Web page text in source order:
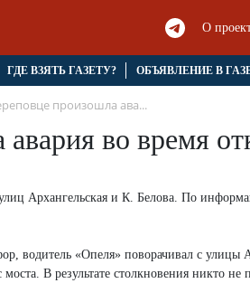
О
ГДЕ ВЗЯТЬ ГАЗЕТУ? ОБЪЯВЛЕНИЕ В
произошла ава...
во время
Архангельская и К. Белова. По
водитель «Опеля» поворачивал с
В результате столкновения никто не